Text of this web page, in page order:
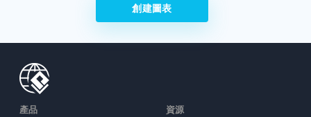
創建圖表
產品 資源